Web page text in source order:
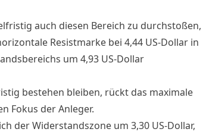
auch diesen Bereich zu durchstoßen,
Resistmarke bei 4,44 US-Dollar in
um 4,93 US-Dollar
bestehen bleiben, rückt das maximale
Fokus der Anleger.
der Widerstandszone um 3,30 US-Dollar,